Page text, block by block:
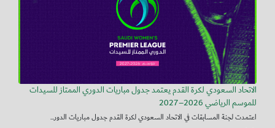
الاتحاد السعودي لكرة القدم يعتمد جدول مباريات الدوري الممتاز للسيدات
للموسم الرياضي 2026–2027
اعتمدت لجنة المسابقات في الاتحاد السعودي لكرة القدم جدول مباريات الدور...